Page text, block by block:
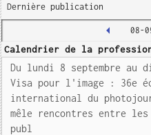
Dernière publication
08-
Calendrier de la
Du lundi 8 septembre au
Visa pour l'image : 36e
international du
mêle rencontres entre
publ